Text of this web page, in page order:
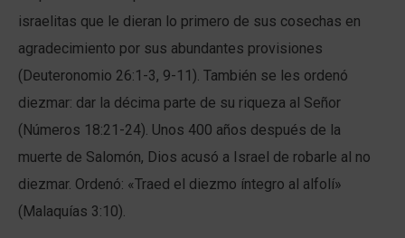
israelitas que le dieran lo primero de sus cosechas en
agradecimiento por sus abundantes provisiones
(Deuteronomio 26:1-3, 9-11). También se les ordenó
diezmar: dar la décima parte de su riqueza al Señor
(Números 18:21-24). Unos 400 años después de la
muerte de Salomón, Dios acusó a Israel de robarle al no
diezmar. Ordenó: «Traed el diezmo íntegro al alfolí»
(Malaquías 3:10).